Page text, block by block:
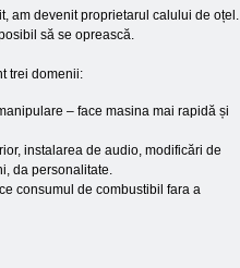
am devenit proprietarul calului de oțel.
să se oprească.
trei domenii:
– face masina mai rapidă și
instalarea de audio, modificări de
da personalitate.
consumul de combustibil fara a